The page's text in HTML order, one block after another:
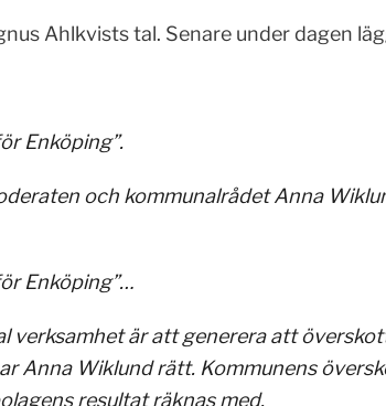
Ahlkvists tal. Senare under dagen
Enköping”.
och kommunalrådet Anna
Enköping”…
verksamhet är att generera att
Anna Wiklund rätt. Kommunens
resultat räknas med.